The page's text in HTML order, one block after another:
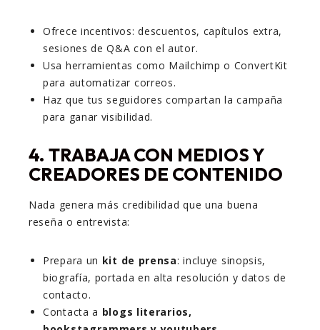
Ofrece incentivos: descuentos, capítulos extra,
sesiones de Q&A con el autor.
Usa herramientas como Mailchimp o ConvertKit
para automatizar correos.
Haz que tus seguidores compartan la campaña
para ganar visibilidad.
4. TRABAJA CON MEDIOS Y
CREADORES DE CONTENIDO
Nada genera más credibilidad que una buena
reseña o entrevista:
Prepara un kit de prensa: incluye sinopsis,
biografía, portada en alta resolución y datos de
contacto.
Contacta a blogs literarios,